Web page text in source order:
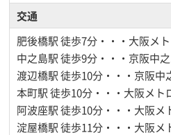
交通
肥後橋駅徒歩7分・・・大阪メ
中之島駅徒歩9分・・・京阪中
渡辺橋駅徒歩10分・・・京阪中
本町駅徒歩10分・・・大阪メト
阿波座駅徒歩10分・・・大阪メ
淀屋橋駅徒歩11分・・・大阪メ